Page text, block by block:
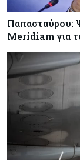
ότι
Με
Παπασταύρου:
Meridiam για